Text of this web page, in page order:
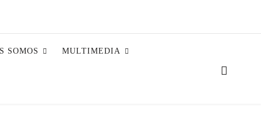
SOMOS MULTIMEDIA